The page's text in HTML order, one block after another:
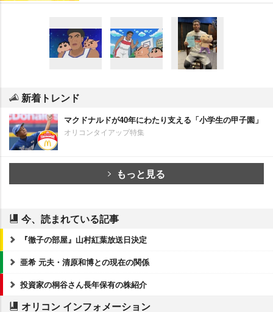
新着トレンド
マクドナルドが40年にわたり支える「小学生の甲子園」
オリコンタイアップ特集
もっと見る
今、読まれている記事
『徹子の部屋』山村紅葉放送日決定
亜希 元夫・清原和博との現在の関係
投資家の桐谷さん長年保有の株紹介
オリコン インフォメーション